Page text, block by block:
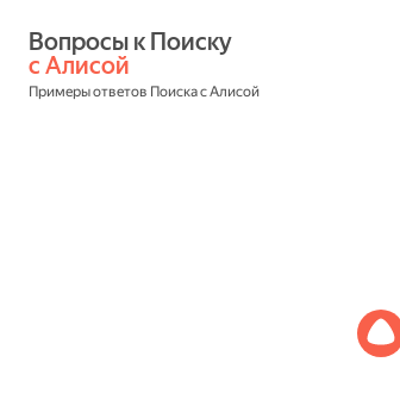
с Алисой
Примеры ответов Поиска с Алисой